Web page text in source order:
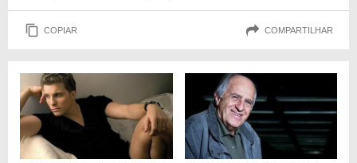
COPIAR COMPARTILHAR